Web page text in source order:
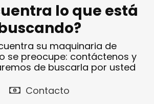
lo que está
su maquinaria de
se preocupe: contáctenos y
de buscarla por usted
Contacto